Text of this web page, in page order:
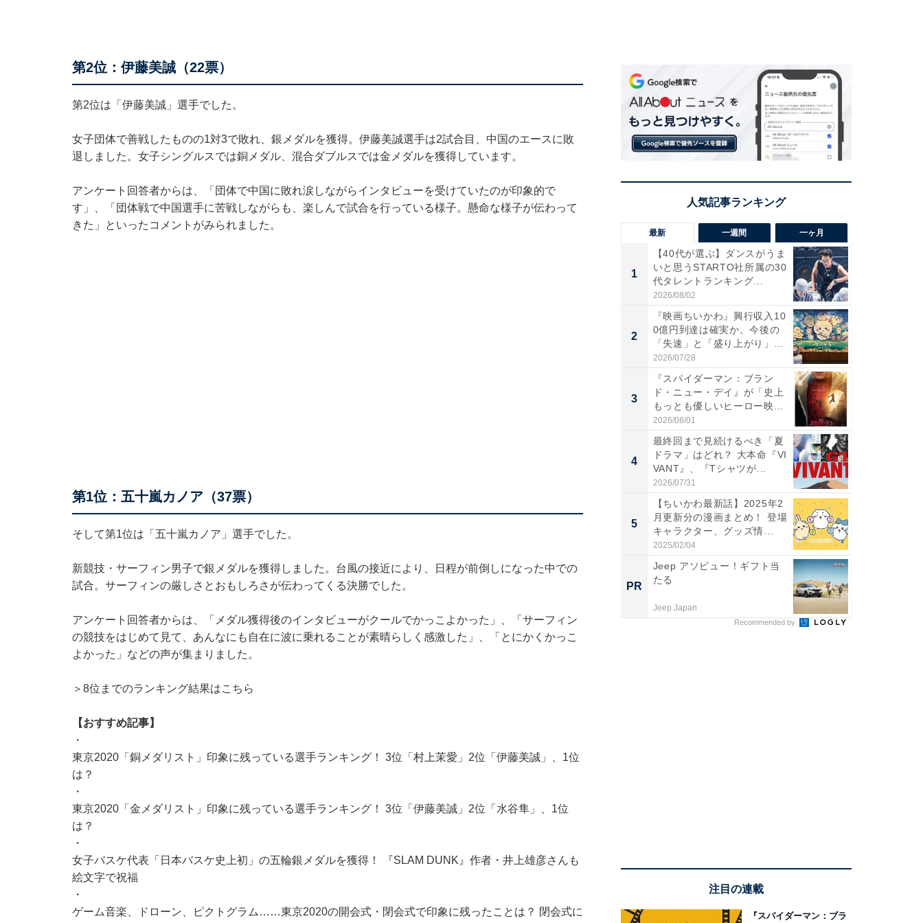
第2位：伊藤美誠（22票）
第2位は「伊藤美誠」選手でした。
女子団体で善戦したものの1対3で敗れ、銀メダルを獲得。伊藤美誠選手は2試合目、中国のエースに敗
退しました。女子シングルスでは銅メダル、混合ダブルスでは金メダルを獲得しています。
アンケート回答者からは、「団体で中国に敗れ涙しながらインタビューを受けていたのが印象的で
す」、「団体戦で中国選手に苦戦しながらも、楽しんで試合を行っている様子。懸命な様子が伝わって
きた」といったコメントがみられました。
第1位：五十嵐カノア（37票）
そして第1位は「五十嵐カノア」選手でした。
新競技・サーフィン男子で銀メダルを獲得しました。台風の接近により、日程が前倒しになった中での
試合。サーフィンの厳しさとおもしろさが伝わってくる決勝でした。
アンケート回答者からは、「メダル獲得後のインタビューがクールでかっこよかった」、「サーフィン
の競技をはじめて見て、あんなにも自在に波に乗れることが素晴らしく感激した」、「とにかくかっこ
よかった」などの声が集まりました。
＞8位までのランキング結果はこちら
【おすすめ記事】
・
東京2020「銅メダリスト」印象に残っている選手ランキング！ 3位「村上茉愛」2位「伊藤美誠」、1位
は？
・
東京2020「金メダリスト」印象に残っている選手ランキング！ 3位「伊藤美誠」2位「水谷隼」、1位
は？
・
女子バスケ代表「日本バスケ史上初」の五輪銀メダルを獲得！ 『SLAM DUNK』作者・井上雄彦さんも
絵文字で祝福
・
ゲーム音楽、ドローン、ピクトグラム……東京2020の開会式・閉会式で印象に残ったことは？ 閉会式に
最新 一週間 一ヶ月
1
【40代が選ぶ】ダンスがうま
いと思うSTARTO社所属の30
代タレントランキング...
2026/08/02
2
『映画ちいかわ』興行収入10
0億円到達は確実か。今後の
「失速」と「盛り上がり」
が...
2026/07/28
3
『スパイダーマン：ブラン
ド・ニュー・デイ』が「史上
もっとも優しいヒーロー映
画」に...
2026/08/01
4
最終回まで見続けるべき「夏
ドラマ」はどれ？ 大本命『VI
VANT』、『Tシャツが...
2026/07/31
5
【ちいかわ最新話】2025年2
月更新分の漫画まとめ！ 登場
キャラクター、グッズ情...
2025/02/04
PR
Jeep アソビュー！ギフト当
たる
Jeep Japan
Recommended by
注目の連載
『スパイダーマン：ブラ